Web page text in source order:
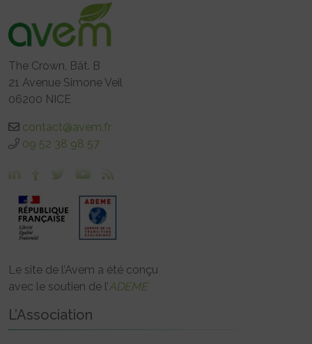
The Crown, Bât. B
21 Avenue Simone Veil
06200 NICE
contact@avem.fr
09 52 38 98 57
Le site de l’Avem a été conçu
avec le soutien de l’ADEME
L’Association